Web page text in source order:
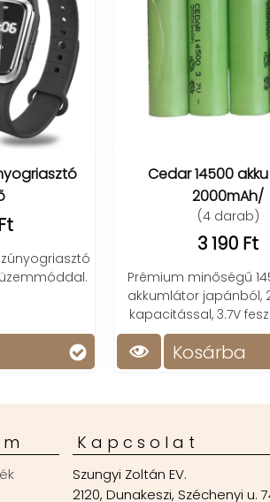
Cedar 14500 akku /
2000mAh/
(4 darab)
3 190 Ft
Prémium minőségű 14500
akkumlátor japánból, 2000
kapacitással, 3.7V
Kosárba
Kapcsolat
Szungyi Zoltán EV.
2120, Dunakeszi, Széchenyi u.